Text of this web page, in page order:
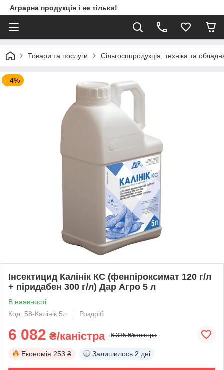
Аграрна продукція і не тільки!
Товари та послуги Сільгосппродукція, техніка та
–4%
Інсектицид Калінік КС (фенпіроксимат 120 г/л
+ піридабен 300 г/л) Дар Агро 5 л
В наявності
Код: 58-Калінік 5л
Роздріб
6 082 ₴/каністра 6 335 ₴/каністра
Економія 253 ₴ Залишилось 2 дні